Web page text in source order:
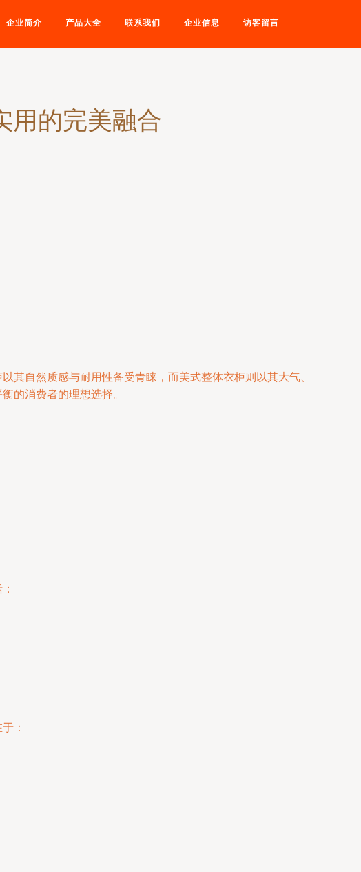
企业简介 产品大全 联系我们 企业信息 访客留言
用的完美融合
其自然质感与耐用性备受青睐，而美式整体衣柜则以其大气、
的消费者的理想选择。
：